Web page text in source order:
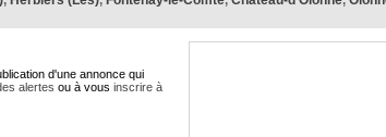
d'une annonce qui
alertes ou à vous inscrire à